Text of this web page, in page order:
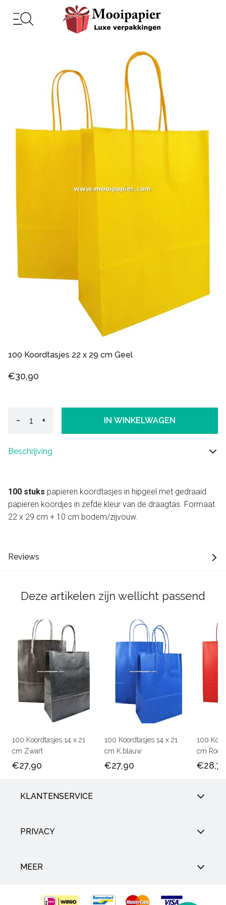
100 Koordtasjes 22 x 29 cm Geel
€30,90
− + IN WINKELWAGEN
Beschrijving
100 stuks papieren koordtasjes in hipgeel met gedraaid
papieren koordjes in zefde kleur van de draagtas. Formaat
22 x 29 cm + 10 cm bodem/zijvouw.
Reviews
Deze artikelen zijn wellicht passend
100 Koordtasjes 14 x 21
cm Zwart
€27,90
100 Koordtasjes 14 x 21
cm K.blauw
€27,90
100
cm Rood
€28,75
KLANTENSERVICE
PRIVACY
MEER